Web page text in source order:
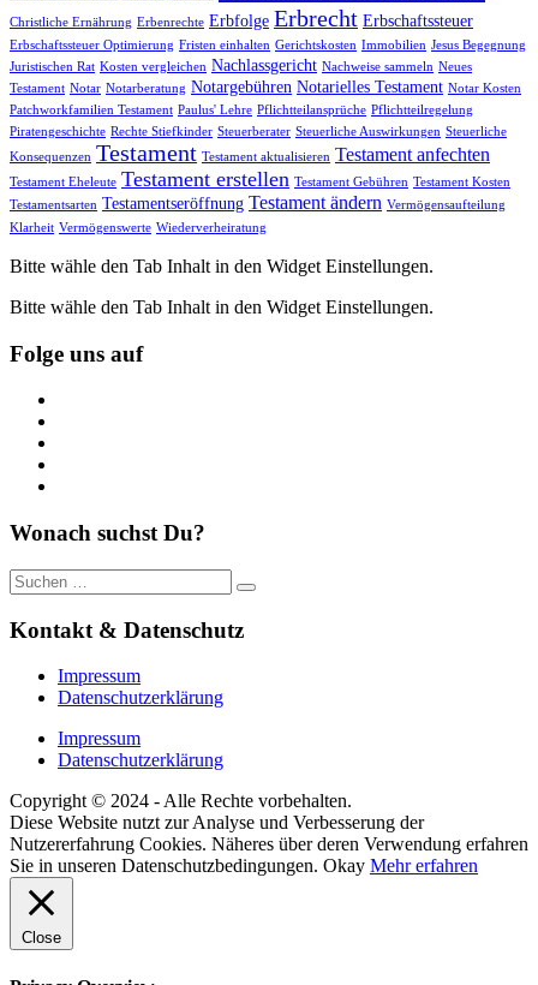
Christliche Ernährung Erbenrechte Erbfolge Erbrecht Erbschaftssteuer
Erbschaftssteuer Optimierung Fristen einhalten Gerichtskosten Immobilien Jesus Begegnung
Juristischen Rat Kosten vergleichen Nachlassgericht Nachweise sammeln Neues
Testament Notar Notarberatung Notargebühren Notarielles Testament Notar Kosten
Patchworkfamilien Testament Paulus' Lehre Pflichtteilansprüche Pflichtteilregelung
Piratengeschichte Rechte Stiefkinder Steuerberater Steuerliche Auswirkungen Steuerliche
Konsequenzen Testament Testament aktualisieren Testament anfechten
Testament Eheleute Testament erstellen Testament Gebühren Testament Kosten
Testamentsarten Testamentseröffnung Testament ändern Vermögensaufteilung
Klarheit Vermögenswerte Wiederverheiratung
Bitte wähle den Tab Inhalt in den Widget Einstellungen.
Bitte wähle den Tab Inhalt in den Widget Einstellungen.
Folge uns auf
Wonach suchst Du?
Suche
nach:
Kontakt & Datenschutz
Impressum
Datenschutzerklärung
Impressum
Datenschutzerklärung
Copyright © 2024 - Alle Rechte vorbehalten.
Diese Website nutzt zur Analyse und Verbesserung der
Nutzererfahrung Cookies. Näheres über deren Verwendung erfahren
Sie in unseren Datenschutzbedingungen. Okay Mehr erfahren
Close